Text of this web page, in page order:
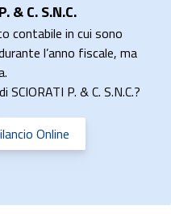
& C. S.N.C.
contabile in cui sono
l’anno fiscale, ma
P. & C. S.N.C.?
Online